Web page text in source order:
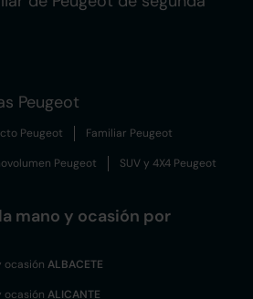
Peugeot
Peugeot Familiar Peugeot
Peugeot SUV y 4X4 Peugeot
mano y ocasión por
ocasión ALBACETE
ocasión ALICANTE